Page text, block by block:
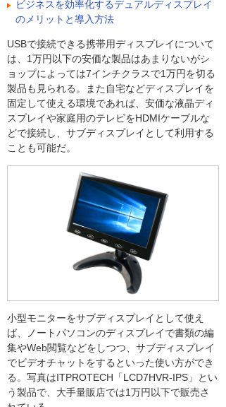
ビジネスを効率化するデュアルディスプレイ
のメリットと導入方法
USBで接続できる携帯用ディスプレイについて
は、1万円以下の安価な製品はあまりないがシ
ョップによっては7インチクラスで1万円を切る
製品も見られる。また自宅などディスプレイを
固定して使える環境であれば、安価な液晶ディ
スプレイや家庭用のテレビをHDMIケーブルな
どで接続し、サブディスプレイとして利用する
ことも可能だ。
小型モニターをサブディスプレイとして使え
ば、ノートパソコンのディスプレイで書類の編
集やWeb閲覧などをしつつ、サブディスプレイ
でビデオチャットをするといった使い方ができ
る。写真はITPROTECH「LCD7HVR-IPS」とい
う製品で、大手量販店では1万円以下で販売さ